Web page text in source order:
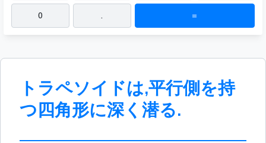
0 . =
トラペソイドは,平行側を持
つ四角形に深く潜る.